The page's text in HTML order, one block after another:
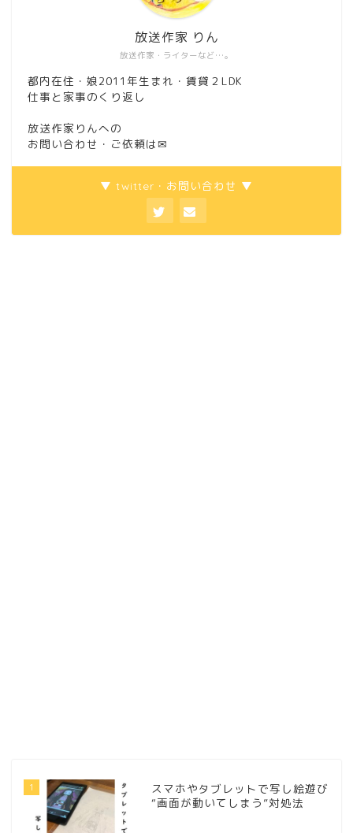
放送作家・ライターなど…。
放送作家 りん
都内在住・娘2011年生まれ・賃貸２LDK
仕事と家事のくり返し
放送作家りんへの
お問い合わせ・ご依頼は ✉
▼ twitter・お問い合わせ ▼
1
スマホやタブレットで写し絵遊び
“画面が動いてしまう”対処法